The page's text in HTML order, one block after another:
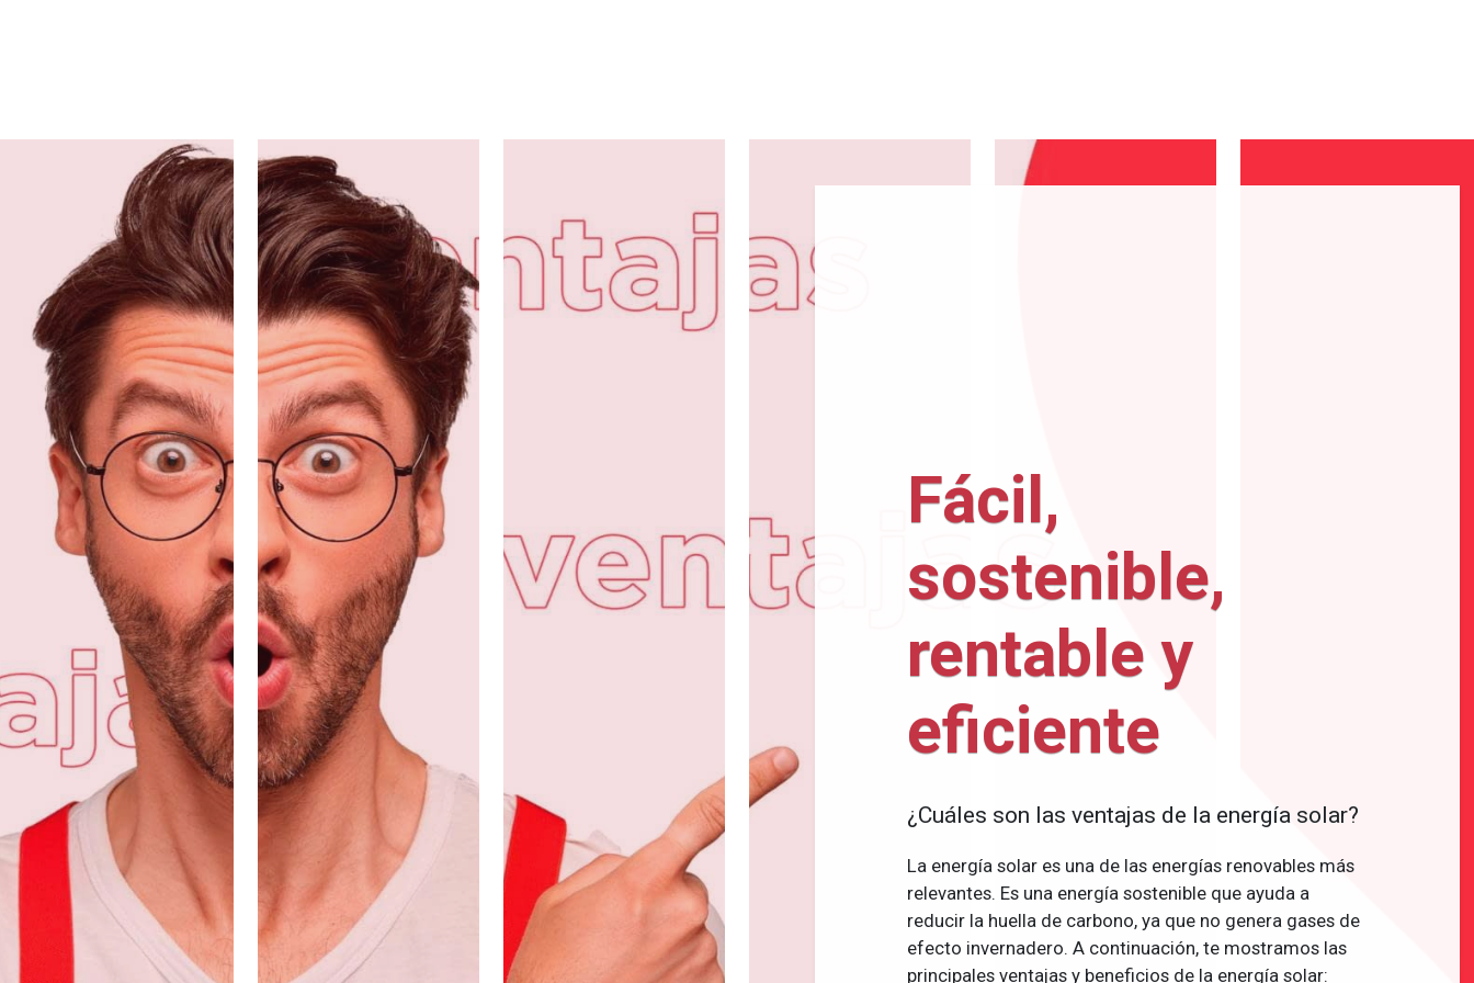
Fácil,
sostenible,
rentable y
eficiente
¿Cuáles son las ventajas de la energía solar?
La energía solar es una de las energías renovables más
relevantes. Es una energía sostenible que ayuda a
reducir la huella de carbono, ya que no genera gases de
efecto invernadero. A continuación, te mostramos las
principales ventajas y beneficios de la energía solar: